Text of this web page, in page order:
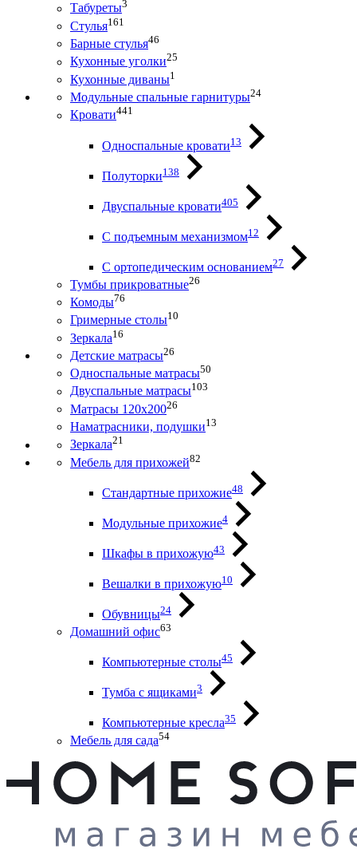
Табуреты3
Стулья161
Барные стулья46
Кухонные уголки25
Кухонные диваны1
Модульные спальные гарнитуры24
Кровати441
Односпальные кровати13
Полуторки138
Двуспальные кровати405
С подъемным механизмом12
С ортопедическим основанием27
Тумбы прикроватные26
Комоды76
Гримерные столы10
Зеркала16
Детские матрасы26
Односпальные матрасы50
Двуспальные матрасы103
Матрасы 120х20026
Наматрасники, подушки13
Зеркала21
Мебель для прихожей82
Стандартные прихожие48
Модульные прихожие4
Шкафы в прихожую43
Вешалки в прихожую10
Обувницы24
Домашний офис63
Компьютерные столы45
Тумба с ящиками3
Компьютерные кресла35
Мебель для сада54